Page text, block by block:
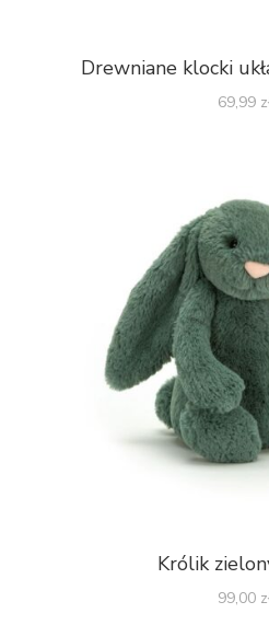
Drewniane klocki
69,99
Królik
99,00